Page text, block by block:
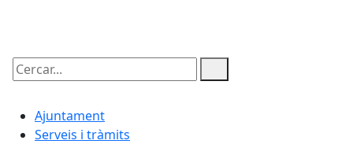
Cercar:
Ajuntament
Serveis i tràmits